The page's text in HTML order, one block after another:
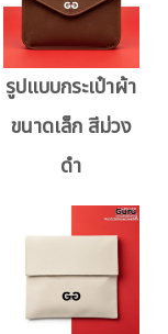
รูปแบบกระเป๋าผ้า
ขนาดเล็ก สีม่วง
ดำ